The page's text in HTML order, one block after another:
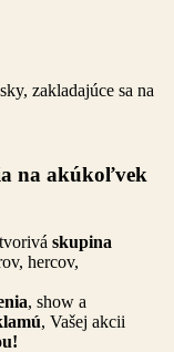
zakladajúce sa na
na akúkoľvek
tvorivá skupina
hercov,
, show a
, Vašej akcii